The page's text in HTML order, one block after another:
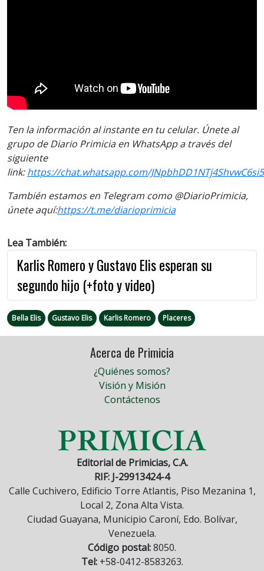
Ten la información al instante en tu celular. Únete al
grupo de Diario Primicia en WhatsApp a través del
siguiente
link:https://chat.whatsapp.com/
También estamos en Telegram como @DiarioPrimicia,
únete aquí:https://t.me/diarioprimicia
Lea También:
Karlis Romero y Gustavo Elis esperan su
segundo hijo (+foto y video)
Bella Elis Gustavo Elis Karlis Romero Placeres
Acerca de Primicia
¿Quiénes somos?
Visión y Misión
Contáctenos
Editorial de Primicias, C.A.
RIF: J-29913424-4
Calle Cuchivero, Edificio Torre Atlantis, Piso Mezanina 1,
Local 2, Zona Alta Vista.
Ciudad Guayana, Municipio Caroní, Edo. Bolívar,
Venezuela.
Código postal:8050.
Tel:+58-0412-8583263.